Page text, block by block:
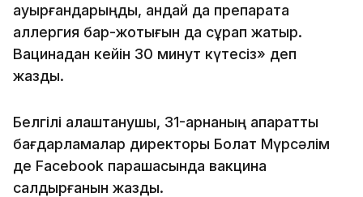
ауырғандарыңды, қандай да препаратқа
аллергия бар-жоқтығын да сұрап жатыр.
Вацинадан кейін 30 минут күтесіз» деп
жазды.
Белгілі алаштанушы, 31-арнаның ақпараттық
бағдарламалар директоры Болат Мүрсәлім
де Facebook парақшасында вакцина
салдырғанын жазды.